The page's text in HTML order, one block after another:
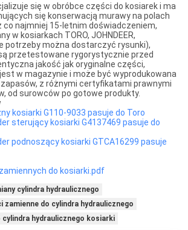
się w obróbce części do kosiarek i ma
się konserwacją murawy na polach
co najmniej 15-letnim doświadczeniem,
w kosiarkach TORO, JOHNDEER,
potrzeby można dostarczyć rysunki),
przetestowane rygorystycznie przed
jakość jak oryginalne części,
w magazynie i może być wyprodukowana
z różnymi certyfikatami prawnymi
od surowców po gotowe produkty.
kosiarki G110-9033 pasuje do Toro
sterujący kosiarki G4137469 pasuje do
podnoszący kosiarki GTCA16299 pasuje
do kosiarki.pdf
cylindra hydraulicznego
zamienne do cylindra hydraulicznego
cylindra hydraulicznego kosiarki